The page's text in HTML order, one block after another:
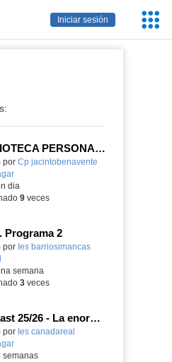
Iniciar sesión
BIBLIOTECA PERSONAL 9: ¿Por qué ser feliz cuando puedes ser normal?
educativo.
por Cp jacintobenavente
-
dia
9veces
Programa 2
educativo.
por Ies barriosimancas
semana
3veces
Podcast 25/26 - La enorme responsabilidad de ser juez
por Ies canadareal
-
semanas